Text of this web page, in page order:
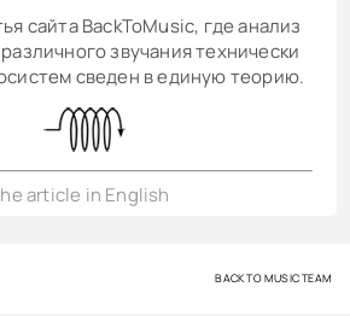
сайта BackToMusic, где анализ
звучания технически
сведен в единую теорию.
article in English
BACK TO MUSIC TEAM